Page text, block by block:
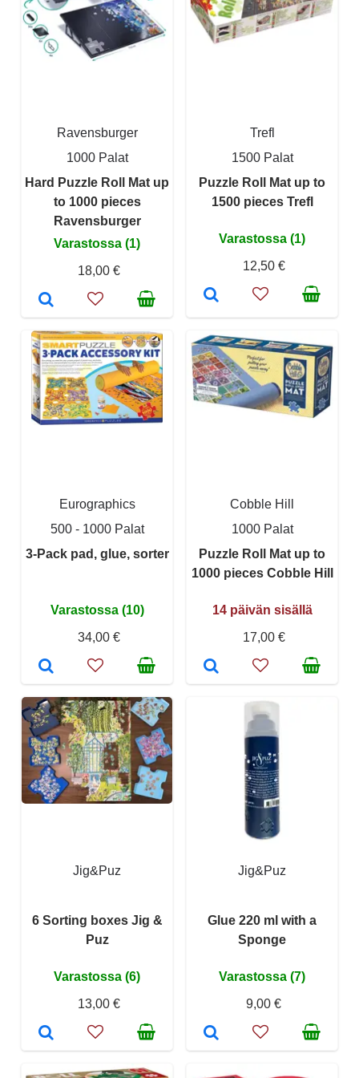
Ravensburger
1000 Palat
Hard Puzzle Roll Mat up
to 1000 pieces
Ravensburger
Varastossa (1)
18,00 €
Trefl
1500 Palat
Puzzle Roll Mat up to
1500 pieces Trefl
Varastossa (1)
12,50 €
Eurographics
500 - 1000 Palat
3-Pack pad, glue, sorter
Varastossa (10)
34,00 €
Cobble Hill
1000 Palat
Puzzle Roll Mat up to
1000 pieces Cobble Hill
14 päivän sisällä
17,00 €
Jig&Puz
6 Sorting boxes Jig &
Puz
Varastossa (6)
13,00 €
Jig&Puz
Glue 220 ml with a
Sponge
Varastossa (7)
9,00 €